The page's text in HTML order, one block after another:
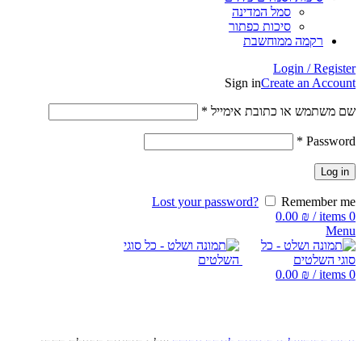
סמל המדינה
סיכות כפתור
רקמה ממוחשבת
Login / Register
Sign inCreate an Account
שם משתמש או כתובת אימייל *
Password
*
Log in
Lost your password?
Remember me
0
items
/
0.00 ₪
Menu
0
items
/
0.00 ₪